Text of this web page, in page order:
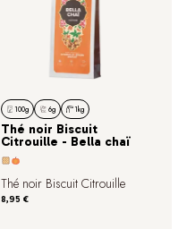
100g 6g 1kg
Thé noir Biscuit
Citrouille - Bella chaï
Thé noir Biscuit Citrouille
Prix
8,95 €